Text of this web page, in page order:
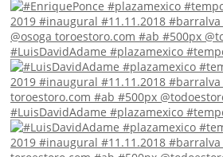
#LuisDavidAdame #plazamexico
#LuisDavidAdame #plazamexico